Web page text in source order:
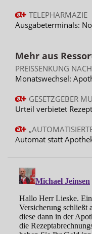
TELEPHARMAZIE
Ausgabeterminals:
Mehr aus
PREISSENKUNG
Monatswechsel:
GESETZGEBER
Urteil verbietet
Automat statt